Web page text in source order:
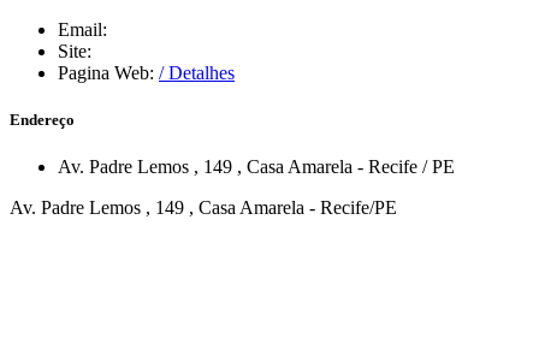
Email:
Site:
Pagina Web: / Detalhes
Endereço
Av. Padre Lemos , 149 , Casa Amarela - Recife /PE
Av. Padre Lemos , 149 , Casa Amarela - Recife/PE